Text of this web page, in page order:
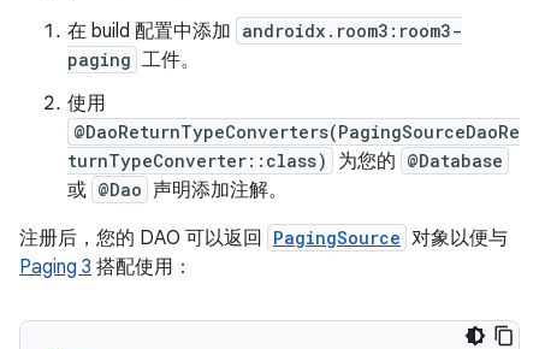
在 build 配置中添加 androidx.room3:room3-
paging 工件。
使用
@DaoReturnTypeConverters(PagingSourceDaoRe
turnTypeConverter::class)
为您的 @Database
或 @Dao 声明添加注解。
注册后，您的 DAO 可以返回
PagingSource 对象以便与
Paging 3 搭配使用：